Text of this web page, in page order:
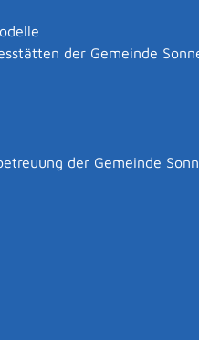
der Gemeinde
der Gemeinde